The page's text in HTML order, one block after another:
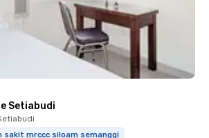
Setiabudi
sakit mrccc siloam semanggi